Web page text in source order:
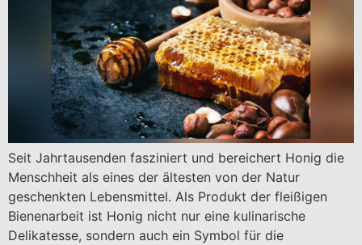
Seit Jahrtausenden fasziniert und bereichert Honig die
Menschheit als eines der ältesten von der Natur
geschenkten Lebensmittel. Als Produkt der fleißigen
Bienenarbeit ist Honig nicht nur eine kulinarische
Delikatesse, sondern auch ein Symbol für die